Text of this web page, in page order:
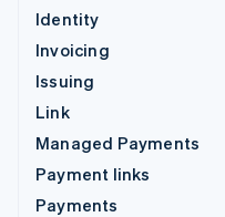
Identity
Invoicing
Issuing
Link
Managed Payments
Payment links
Payments